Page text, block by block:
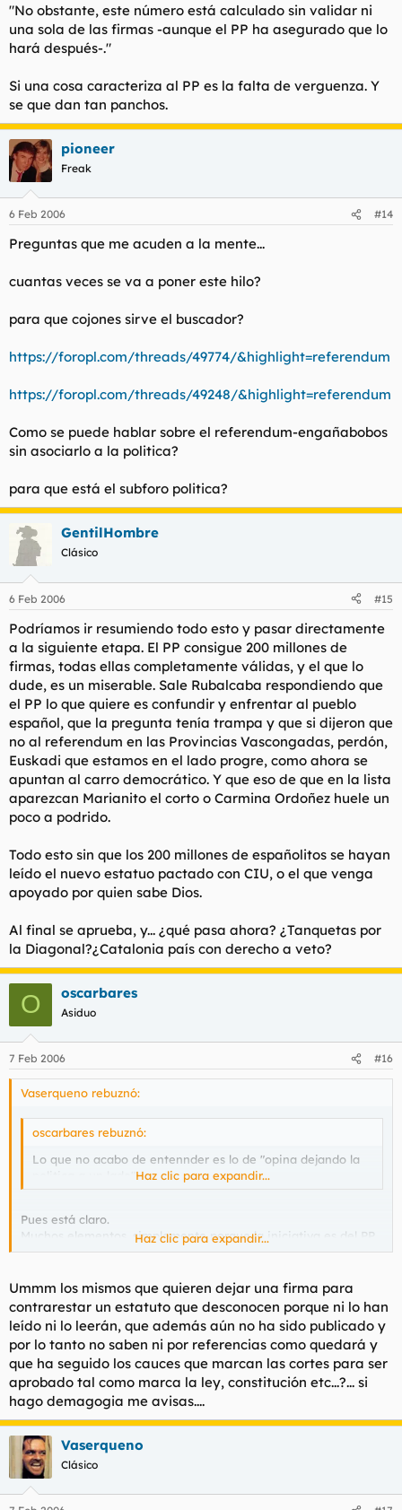
"No obstante, este número está calculado sin validar ni
una sola de las firmas -aunque el PP ha asegurado que lo
hará después-."
Si una cosa caracteriza al PP es la falta de verguenza. Y
se que dan tan panchos.
pioneer
Freak
6 Feb 2006 #14
Preguntas que me acuden a la mente...
cuantas veces se va a poner este hilo?
para que cojones sirve el buscador?
https://foropl.com/threads/49774/&highlight=referendum
https://foropl.com/threads/49248/&highlight=referendum
Como se puede hablar sobre el referendum-engañabobos
sin asociarlo a la politica?
para que está el subforo politica?
GentilHombre
Clásico
6 Feb 2006 #15
Podríamos ir resumiendo todo esto y pasar directamente
a la siguiente etapa. El PP consigue 200 millones de
firmas, todas ellas completamente válidas, y el que lo
dude, es un miserable. Sale Rubalcaba respondiendo que
el PP lo que quiere es confundir y enfrentar al pueblo
español, que la pregunta tenía trampa y que si dijeron que
no al referendum en las Provincias Vascongadas, perdón,
Euskadi que estamos en el lado progre, como ahora se
apuntan al carro democrático. Y que eso de que en la lista
aparezcan Marianito el corto o Carmina Ordoñez huele un
poco a podrido.
Todo esto sin que los 200 millones de españolitos se hayan
leído el nuevo estatuo pactado con CIU, o el que venga
apoyado por quien sabe Dios.
Al final se aprueba, y... ¿qué pasa ahora? ¿Tanquetas por
la Diagonal?¿Catalonia país con derecho a veto?
O oscarbares
Asiduo
7 Feb 2006 #16
Vaserqueno rebuznó:
oscarbares rebuznó:
Lo que no acabo de entennder es lo de "opina dejando la
politica a un lado"...Haz clic para expandir...
Pues está claro.
Muchos elementos, simplemente porque la iniciativa es del PP,
ya ni la quieren ver.
cojones el tema del estatut. Claro que antes morir que apoyar
al PP.
Haz clic para expandir...
Ummm los mismos que quieren dejar una firma para
contrarestar un estatuto que desconocen porque ni lo han
leído ni lo leerán, que además aún no ha sido publicado y
por lo tanto no saben ni por referencias como quedará y
que ha seguido los cauces que marcan las cortes para ser
aprobado tal como marca la ley, constitución etc...?... si
hago demagogia me avisas....
Vaserqueno
Clásico